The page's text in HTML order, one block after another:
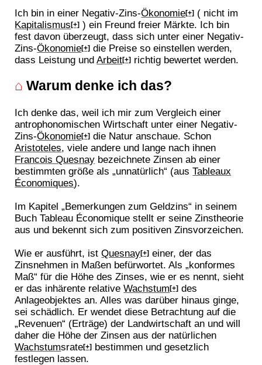
Ich bin in einer Negativ-Zins-Ökonomie[+] ( nicht im
Kapitalismus[+] ) ein Freund freier Märkte. Ich bin
fest davon überzeugt, dass sich unter einer Negativ-
Zins-Ökonomie[+] die Preise so einstellen werden,
dass Leistung undArbeit[+] richtig bewertet werden.
⌂ Warum denke ich das?
Ich denke das, weil ich mir zum Vergleich einer
antrophonomischen Wirtschaft unter einer Negativ-
Zins-Ökonomie[+] die Natur anschaue. Schon
Aristoteles, viele andere und lange nach ihnen
Francois Quesnay bezeichnete Zinsen ab einer
bestimmten größe als „unnatürlich“ (ausTableaux
Économiques).
Im Kapitel „Bemerkungen zum Geldzins“ in seinem
Buch Tableau Économique stellt er seine Zinstheorie
aus und bekennt sich zum positiven Zinsvorzeichen.
Wie er ausführt, istQuesnay[+] einer, der das
Zinsnehmen in Maßen befürwortet. Als „konformes
Maß“ für die Höhe des Zinses, wie er es nennt, sieht
er das inhärente relativeWachstum[+] des
Anlageobjektes an. Alles was darüber hinaus ginge,
sei schädlich. Er wendet diese Betrachtung auf die
„Revenuen“ (Erträge) der Landwirtschaft an und will
daher die Höhe der Zinsen aus der natürlichen
Wachstumsrate[+] bestimmen und gesetzlich
festlegen lassen.